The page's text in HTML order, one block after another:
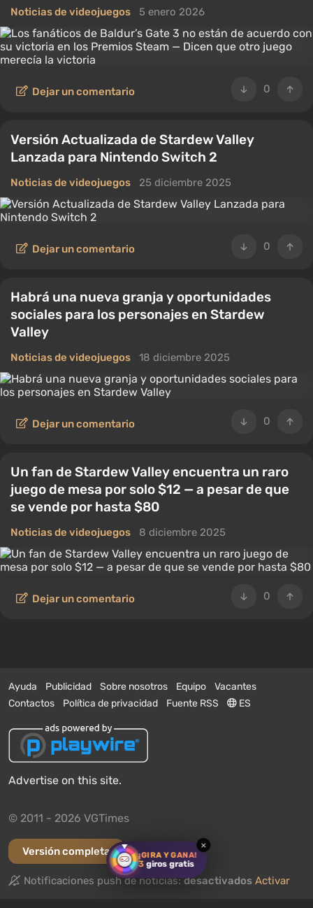
¡GIRA Y GANA!
3 giros gratis
×
Noticias de videojuegos 5 enero 2026
0
Dejar un comentario
Versión Actualizada de Stardew Valley
Lanzada para Nintendo Switch 2
Noticias de videojuegos 25 diciembre 2025
0
Dejar un comentario
Habrá una nueva granja y oportunidades
sociales para los personajes en Stardew
Valley
Noticias de videojuegos 18 diciembre 2025
0
Dejar un comentario
Un fan de Stardew Valley encuentra un raro
juego de mesa por solo $12 — a pesar de que
se vende por hasta $80
Noticias de videojuegos 8 diciembre 2025
0
Dejar un comentario
Ayuda Publicidad Sobre nosotros Equipo
Vacantes
Contactos
Política de privacidad Fuente RSS ES
Advertise on this site.
© 2011 - 2026 VGTimes
Versión completa
Notificaciones push de noticias:desactivados Activar